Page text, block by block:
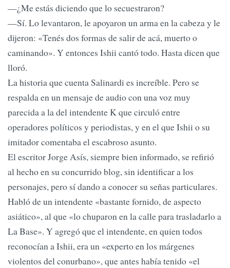
—¿Me estás diciendo que lo secuestraron?
—Sí. Lo levantaron, le apoyaron un arma en la cabeza y le
dijeron: «Tenés dos formas de salir de acá, muerto o
caminando». Y entonces Ishii cantó todo. Hasta dicen que
lloró.
La historia que cuenta Salinardi es increíble. Pero se
respalda en un mensaje de audio con una voz muy
parecida a la del intendente K que circuló entre
operadores políticos y periodistas, y en el que Ishii o su
imitador comentaba el escabroso asunto.
El escritor Jorge Asís, siempre bien informado, se refirió
al hecho en su concurrido blog, sin identificar a los
personajes, pero sí dando a conocer su señas particulares.
Habló de un intendente «bastante fornido, de aspecto
asiático», al que «lo chuparon en la calle para trasladarlo a
La Base». Y agregó que el intendente, en quien todos
reconocían a Ishii, era un «experto en los márgenes
violentos del conurbano», que antes había tenido «el